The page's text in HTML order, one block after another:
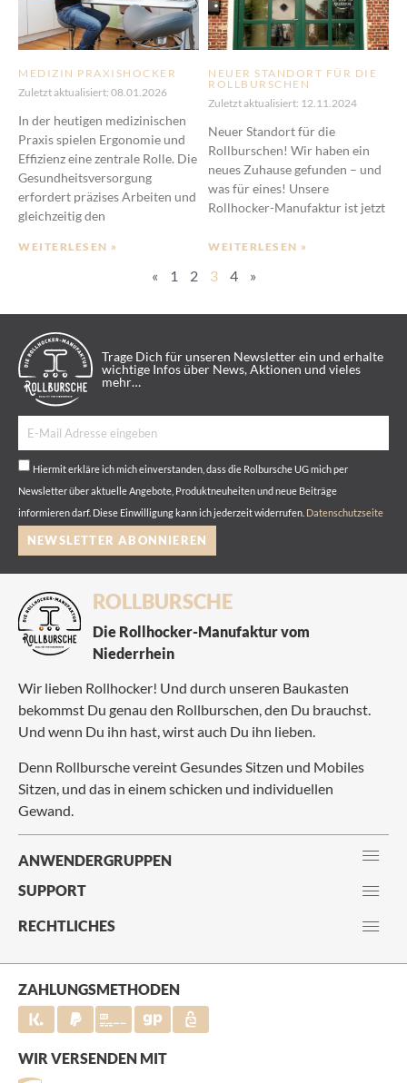
MEDIZIN PRAXISHOCKER
Zuletzt aktualisiert: 08.01.2026
In der heutigen medizinischen
Praxis spielen Ergonomie und
Effizienz eine zentrale Rolle. Die
Gesundheitsversorgung
erfordert präzises Arbeiten und
gleichzeitig den
WEITERLESEN »
NEUER STANDORT FÜR DIE
ROLLBURSCHEN
Zuletzt aktualisiert: 12.11.2024
Neuer Standort für die
Rollburschen! Wir haben ein
neues Zuhause gefunden – und
was für eines! Unsere
Rollhocker-Manufaktur ist jetzt
WEITERLESEN »
« 1 2 3 4 »
Trage Dich für unseren Newsletter ein und erhalte
wichtige Infos über News, Aktionen und vieles
mehr…
Hiermit erkläre ich mich einverstanden, dass die Rolbursche UG mich per
Newsletter über aktuelle Angebote, Produktneuheiten und neue Beiträge
informieren darf. Diese Einwilligung kann ich jederzeit widerrufen. Datenschutzseite
NEWSLETTER ABONNIEREN
ROLLBURSCHE
Die Rollhocker-Manufaktur vom
Niederrhein
Wir lieben Rollhocker! Und durch unseren Baukasten
bekommst Du genau den Rollburschen, den Du brauchst.
Und wenn Du ihn hast, wirst auch Du ihn lieben.
Denn Rollbursche vereint Gesundes Sitzen und Mobiles
Sitzen, und das in einem schicken und individuellen
Gewand.
ANWENDERGRUPPEN
SUPPORT
RECHTLICHES
ZAHLUNGSMETHODEN
WIR VERSENDEN MIT